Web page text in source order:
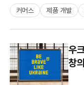
커머스 제품 개발
우
창